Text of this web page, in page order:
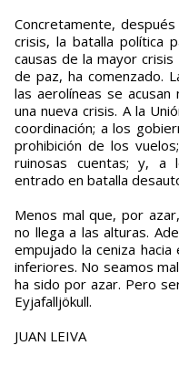
Concretamente,
crisis, la batalla política
causas de la mayor
de paz, ha comenzado.
las aerolíneas se
una nueva crisis. A la
coordinación; a los
prohibición de los
ruinosas cuentas; y, a
entrado en batalla
Menos mal que, por
no llega a las alturas.
empujado la ceniza
inferiores. No seamos
ha sido por azar. Pero
Eyjafalljökull.
JUAN LEIVA